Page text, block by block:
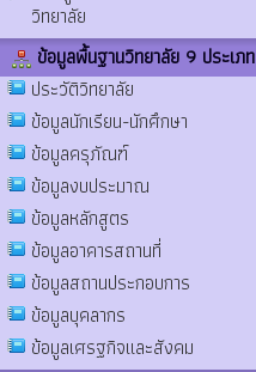
วิทยาลัย
ข้อมูลพื้นฐานวิทยาลัย 9 ประเภท
ประวัติวิทยาลัย
ข้อมูลนักเรียน-นักศึกษา
ข้อมูลครุภัณฑ์
ข้อมูลงบประมาณ
ข้อมูลหลักสูตร
ข้อมูลอาคารสถานที่
ข้อมูลสถานประกอบการ
ข้อมูลบุคลากร
ข้อมูลเศรฐกิจและสังคม